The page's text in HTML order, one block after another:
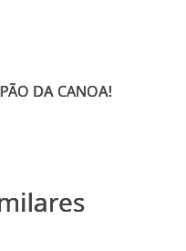
LANÇAMENTO EM CAPÃO DA CANOA!